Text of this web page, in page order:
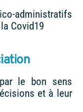
administratifs
Covid19
le bon sens
et à leur